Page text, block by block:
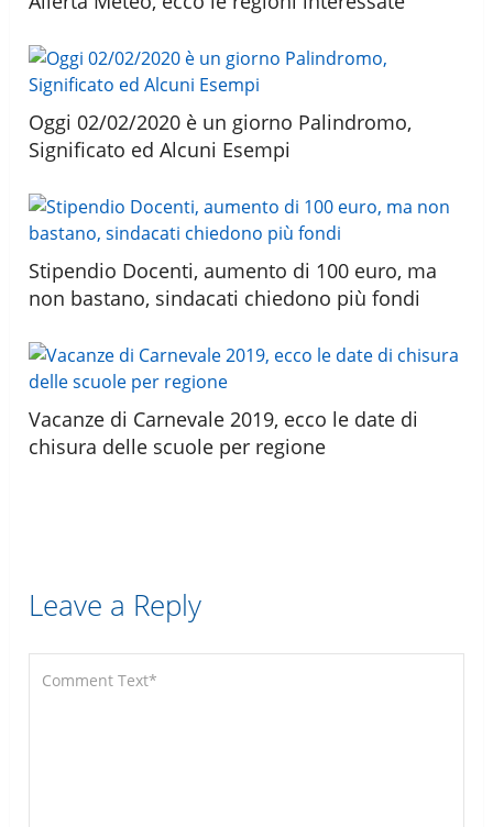
Oggi 02/02/2020 è un giorno Palindromo,
Significato ed Alcuni Esempi
Stipendio Docenti, aumento di 100 euro, ma
non bastano, sindacati chiedono più fondi
Vacanze di Carnevale 2019, ecco le date di
chisura delle scuole per regione
Leave a Reply